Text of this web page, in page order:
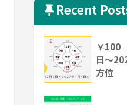
Recent
￥100
日～
方位